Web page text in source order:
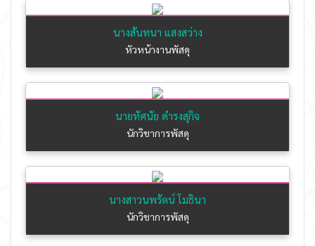
นางสันทนา แสงสว่าง
หัวหน้างานพัสดุ
นายทัศนัย ดำรงสุกิจ
นักวิชาการพัสดุ
นางสาวนพรัตน์ โมธินา
นักวิชาการพัสดุ